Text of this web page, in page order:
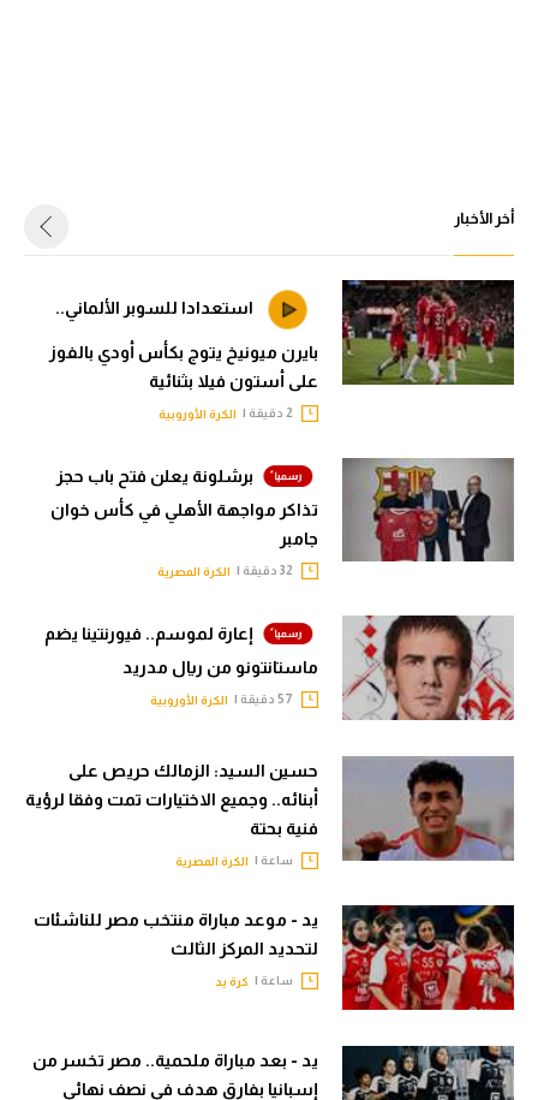
أخر الأخبار
استعدادا للسوبر الألماني..
بايرن ميونيخ يتوج بكأس أودي بالفوز
على أستون فيلا بثنائية
الكرة الأوروبية
برشلونة يعلن فتح باب حجز
تذاكر مواجهة الأهلي في كأس خوان
جامبر
الكرة المصرية
إعارة لموسم.. فيورنتينا يضم
ماستانتونو من ريال مدريد
الكرة الأوروبية
حسين السيد: الزمالك حريص على
أبنائه.. وجميع الاختيارات تمت وفقا لرؤية
فنية بحتة
ساعة | الكرة المصرية
يد - موعد مباراة منتخب مصر للناشئات
لتحديد المركز الثالث
ساعة | كرة يد
يد - بعد مباراة ملحمية.. مصر تخسر من
إسبانيا بفارق هدف في نصف نهائي